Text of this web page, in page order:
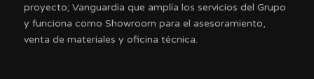
proyecto; Vanguardia que amplía los servicios del Grupo
y funciona como Showroom para el asesoramiento,
venta de materiales y oficina técnica.